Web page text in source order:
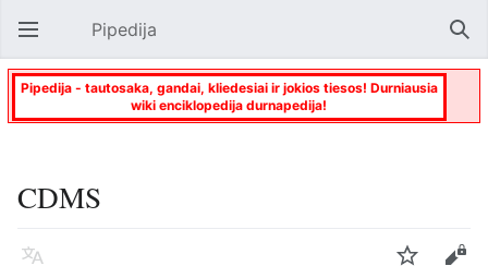
Atverti pagrindinį meniu Pipedija
Pipedija - tautosaka, gandai, kliedesiai ir jokios tiesos! Durniausia
wiki enciklopedija durnapedija!
CDMS
Kalba Stebėti Keisti